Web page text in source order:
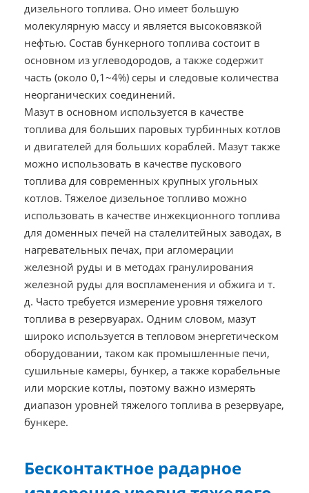
дизельного топлива. Оно имеет большую
молекулярную массу и является высоковязкой
нефтью. Состав бункерного топлива состоит в
основном из углеводородов, а также содержит
часть (около 0,1~4%) серы и следовые количества
неорганических соединений.
Мазут в основном используется в качестве
топлива для больших паровых турбинных котлов
и двигателей для больших кораблей. Мазут также
можно использовать в качестве пускового
топлива для современных крупных угольных
котлов. Тяжелое дизельное топливо можно
использовать в качестве инжекционного топлива
для доменных печей на сталелитейных заводах, в
нагревательных печах, при агломерации
железной руды и в методах гранулирования
железной руды для воспламенения и обжига и т.
д. Часто требуется измерение уровня тяжелого
топлива в резервуарах. Одним словом, мазут
широко используется в тепловом энергетическом
оборудовании, таком как промышленные печи,
сушильные камеры, бункер, а также корабельные
или морские котлы, поэтому важно измерять
диапазон уровней тяжелого топлива в резервуаре,
бункере.
Бесконтактное радарное